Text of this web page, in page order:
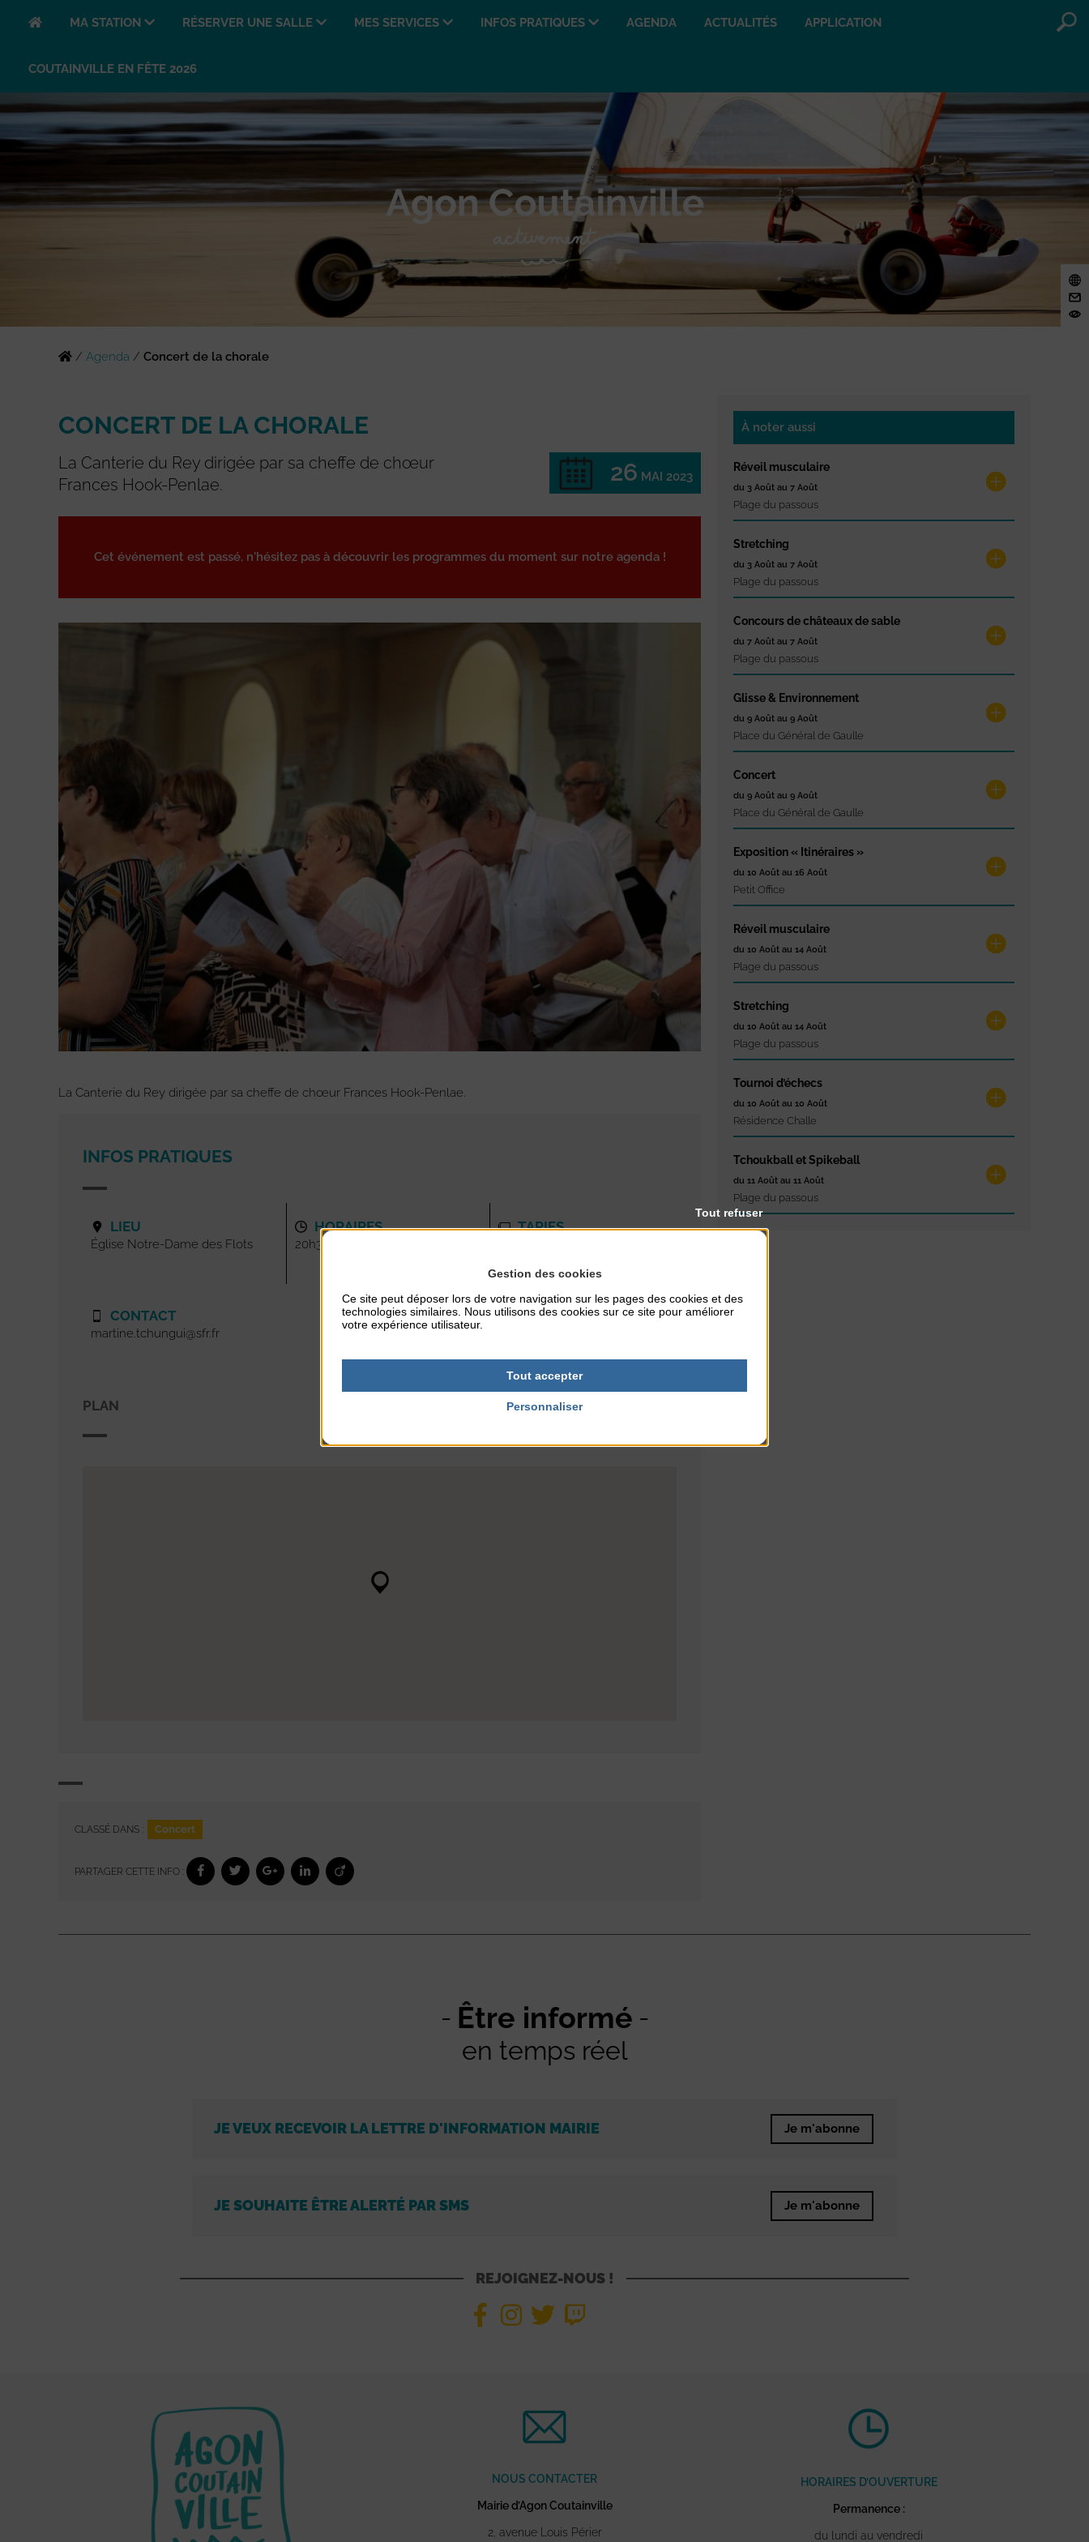
MA STATION RÉSERVER UNE SALLE MES SERVICES INFOS PRATIQUES AGENDA ACTUALITÉS APPLICATION
COUTAINVILLE EN FÊTE 2026
/ Agenda / Concert de la chorale
CONCERT DE LA CHORALE
La Canterie du Rey dirigée par sa cheffe de chœur
Frances Hook-Penlae.
26 MAI 2023
Cet événement est passé, n'hésitez pas à découvrir les programmes du moment sur notre agenda !
La Canterie du Rey dirigée par sa cheffe de chœur Frances Hook-Penlae.
INFOS PRATIQUES
LIEU
Église Notre-Dame des Flots
CONTACT
martine.tchungui@sfr.fr
HORAIRES
20h30
TARIFS
PLAN
CLASSÉ DANS : Concert
PARTAGER CETTE INFO :
À noter aussi
Réveil musculaire
du 3 Août au 7 Août
Plage du passous
Stretching
du 3 Août au 7 Août
Plage du passous
Concours de châteaux de sable
du 7 Août au 7 Août
Plage du passous
Glisse & Environnement
du 9 Août au 9 Août
Place du Général de Gaulle
Concert
du 9 Août au 9 Août
Place du Général de Gaulle
Exposition « Itinéraires »
du 10 Août au 16 Août
Petit Office
Réveil musculaire
du 10 Août au 14 Août
Plage du passous
Stretching
du 10 Août au 14 Août
Plage du passous
Tournoi d’échecs
du 10 Août au 10 Août
Résidence Challe
Tchoukball et Spikeball
du 11 Août au 11 Août
Plage du passous
Être informé
en temps réel
JE VEUX RECEVOIR LA LETTRE D'INFORMATION MAIRIE Je m'abonne
JE SOUHAITE ÊTRE ALERTÉ PAR SMS Je m'abonne
REJOIGNEZ-NOUS !
NOUS CONTACTER
Mairie d’Agon Coutainville
2, avenue Louis Périer
HORAIRES D’OUVERTURE
Permanence :
du lundi au vendredi
Gestion des cookies
Ce site peut déposer lors de votre navigation sur les pages des cookies et des
technologies similaires. Nous utilisons des cookies sur ce site pour améliorer
votre expérience utilisateur.
Tout accepter
Tout refuser
Personnaliser